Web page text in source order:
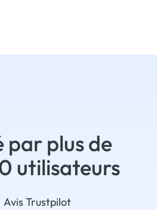
par plus de
utilisateurs
Avis Trustpilot